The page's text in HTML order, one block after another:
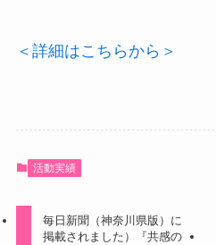
＜詳細はこちらから＞
活動実績
毎日新聞（神奈川県版）に
掲載されました）『共感の